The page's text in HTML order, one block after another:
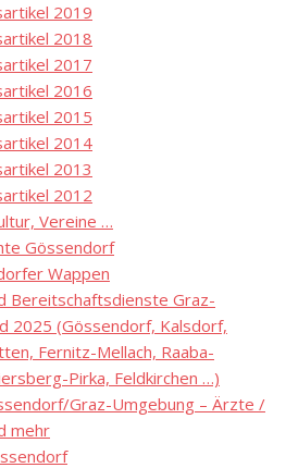
2019
2018
2017
2016
2015
2014
2013
2012
Vereine …
Gössendorf
Wappen
Bereitschaftsdienste Graz-
2025 (Gössendorf, Kalsdorf,
Fernitz-Mellach, Raaba-
Pirka, Feldkirchen …)
Graz-Umgebung – Ärzte /
mehr